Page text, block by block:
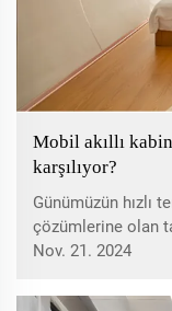
Mobil akıllı
karşılıyor?
Günümüzün hızlı
çözümlerine olan
yoğunlaşıyor ve
önemli hale
Nov. 21. 2024